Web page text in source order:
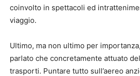
coinvolto in spettacoli ed
viaggio.
Ultimo, ma non ultimo per
parlato che concretamente attuato
trasporti. Puntare tutto sull’aereo